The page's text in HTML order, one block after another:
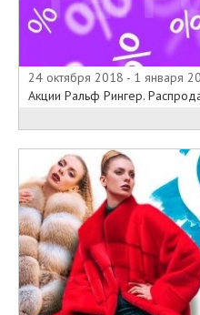
24 октября 2018 - 1 января
Акции Ральф Рингер.